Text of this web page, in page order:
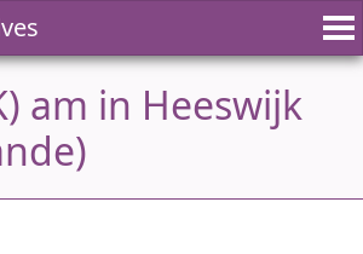
am in Heeswijk